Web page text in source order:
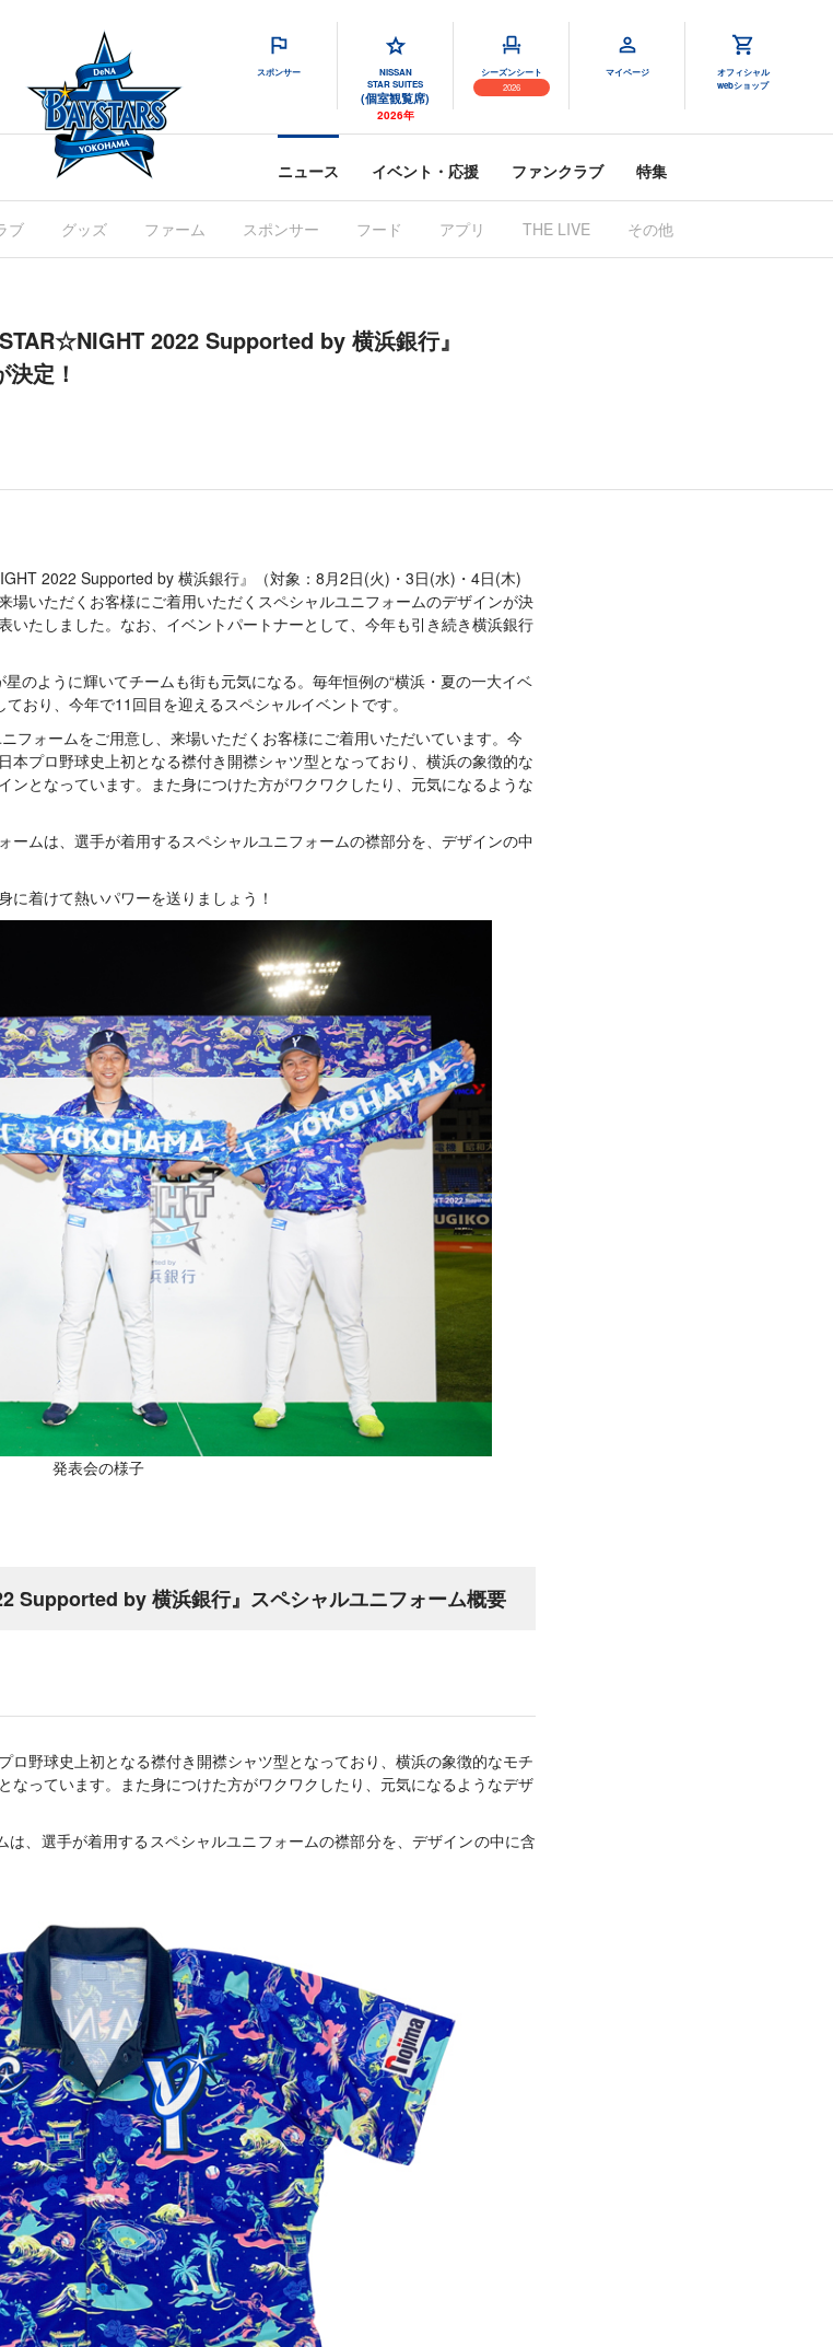
スポンサー
NISSAN
STAR SUITES
(個室観覧席)
2026年
シーズンシート
2026
マイページ
オフィシャル
webショップ
ニュース イベント・応援 ファンクラブ 特集
ブ グッズ ファーム スポンサー フード アプリ THE LIVE その他
2022 Supported by 横浜銀行』
定！
2022 Supported by 横浜銀行』（対象：8月2日(火)・3日(水)・4日(木)
場いただくお客様にご着用いただくスペシャルユニフォームのデザインが決
いたしました。なお、イベントパートナーとして、今年も引き続き横浜銀行
のように輝いてチームも街も元気になる。毎年恒例の“横浜・夏の一大イベ
おり、今年で11回目を迎えるスペシャルイベントです。
フォームをご用意し、来場いただくお客様にご着用いただいています。今
本プロ野球史上初となる襟付き開襟シャツ型となっており、横浜の象徴的な
ンとなっています。また身につけた方がワクワクしたり、元気になるような
ームは、選手が着用するスペシャルユニフォームの襟部分を、デザインの中
に着けて熱いパワーを送りましょう！
発表会の様子
Supported by 横浜銀行』スペシャルユニフォーム概要
ロ野球史上初となる襟付き開襟シャツ型となっており、横浜の象徴的なモチ
なっています。また身につけた方がワクワクしたり、元気になるようなデザ
、選手が着用するスペシャルユニフォームの襟部分を、デザインの中に含